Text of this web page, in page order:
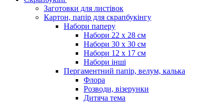
Заготовки для листівок
Картон, папір для скрапбукінгу
Набори паперу
Набори 22 х 28 см
Набори 30 х 30 см
Набори 12 х 17 см
Набори інші
Пергаментний папір, велум, калька
Флора
Розводи, візерунки
Дитяча тема